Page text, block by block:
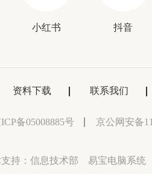
小红书 抖音
资料下载 联系我们
备05008885号
京公网安备
持： 信息技术部 易宝电脑系统